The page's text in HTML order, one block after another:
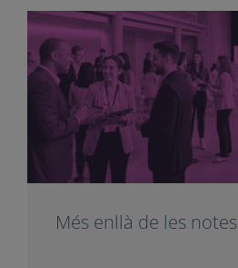
Més enllà de les notes